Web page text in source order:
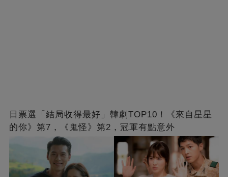
日票選「結局收得最好」韓劇TOP10！《來自星星
的你》第7，《鬼怪》第2，冠軍有點意外